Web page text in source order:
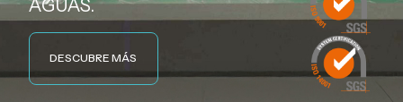
AGUAS.
DESCUBRE MÁS